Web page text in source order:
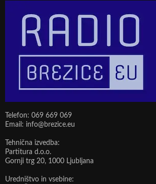
Telefon: 069 669 069
Email: info@brezice.eu
Tehnična izvedba:
Partitura d.o.o.
Gornji trg 20, 1000 Ljubljana
Uredništvo in vsebine: